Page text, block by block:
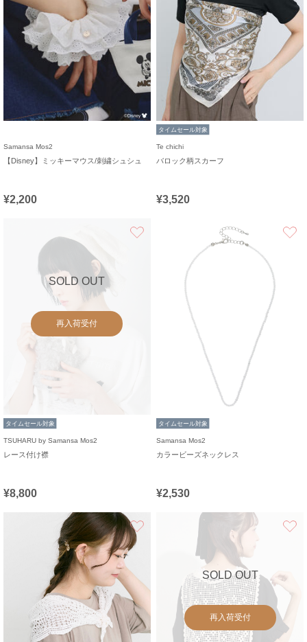
Samansa Mos2
【Disney】ミッキーマウス/刺繍シュシュ
¥2,200
タイムセール対象
Te chichi
バロック柄スカーフ
¥3,520
SOLD OUT
再入荷受付
タイムセール対象
TSUHARU by Samansa Mos2
レース付け襟
¥8,800
タイムセール対象
Samansa Mos2
カラービーズネックレス
¥2,530
SOLD OUT
再入荷受付